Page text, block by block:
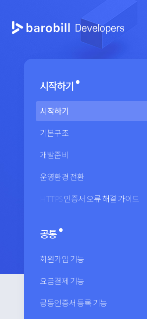
시작하기
시작하기
기본구조
개발준비
운영환경 전환
HTTPS 인증서 오류 해결 가이드
공통
회원가입 기능
요금결제 기능
공동인증서 등록 기능